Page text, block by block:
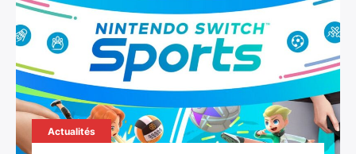
Actualités